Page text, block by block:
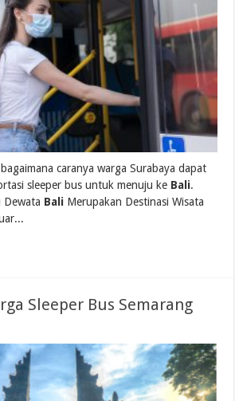
caranya warga Surabaya dapat
sleeper bus untuk menuju ke Bali.
Dewata Bali Merupakan Destinasi Wisata
Sleeper Bus Semarang